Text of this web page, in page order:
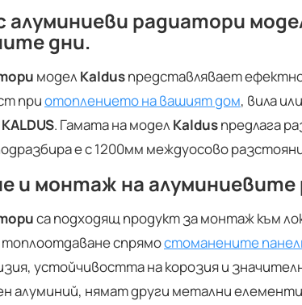
алуминиеви радиатори
дни.
моделKaldusпредставлявает
приотоплението на вашият дом, вила
KALDUS. Гамата на моделKaldusпредлага
е с 1200мм междуосово
и монтаж на
са подходящ продукт за монтаж към
спрямостоманените
устойчивостта на корозия и
алуминий, нямат други метални